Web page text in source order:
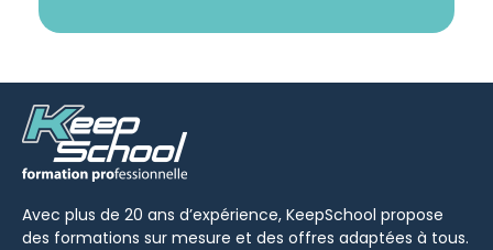
Avec plus de 20 ans d’expérience, KeepSchool propose
des formations sur mesure et des offres adaptées à tous.